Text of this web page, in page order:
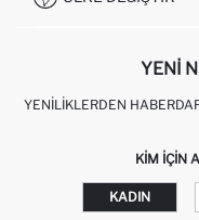
YENI
YENILIKLERDEN
KIM IÇIN
KADIN